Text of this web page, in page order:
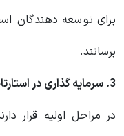
برای توسعه دهندگان
برسانند.
3. سرمایه گذاری در استارتاپ:
در مراحل اولیه قرار